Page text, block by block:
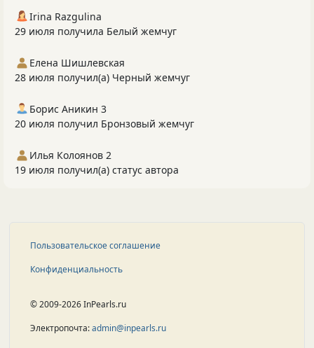
Irina Razgulina
29 июля получила Белый жемчуг
Елена Шишлевская
28 июля получил(а) Черный жемчуг
Борис Аникин 3
20 июля получил Бронзовый жемчуг
Илья Колоянов 2
19 июля получил(а) статус автора
Пользовательское соглашение
Конфиденциальность
© 2009-2026 InPearls.ru
Электропочта:admin@inpearls.ru